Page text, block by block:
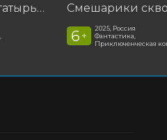
Последний богатырь. Колобок
6 +
2025, Россия
Фантастика,
Приключенческая